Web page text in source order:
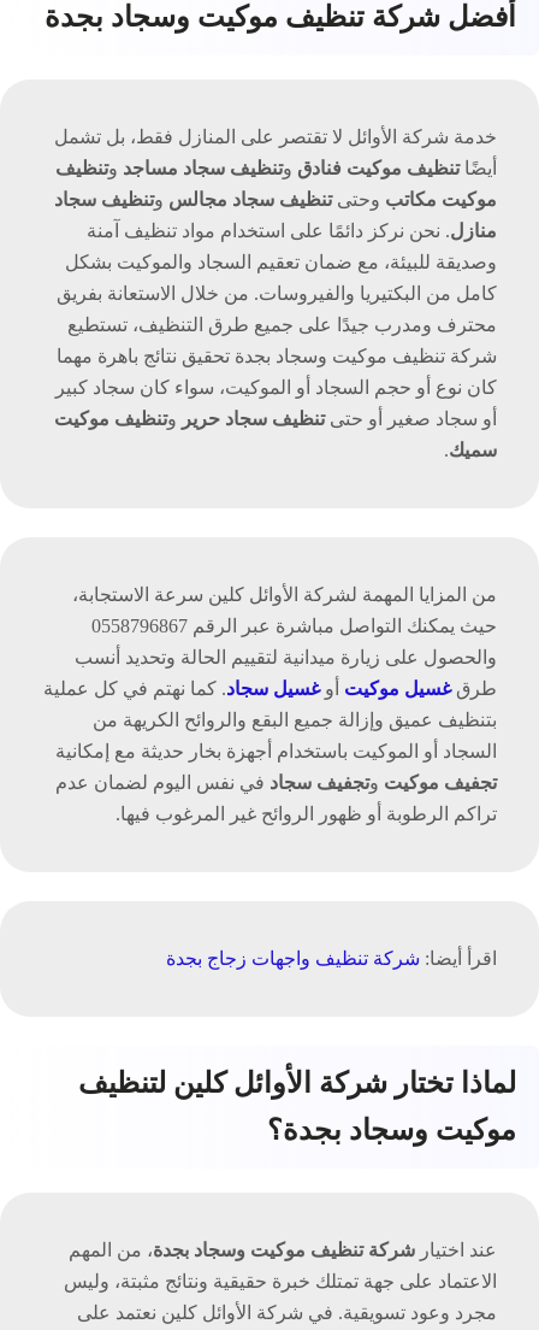
أفضل شركة تنظيف موكيت وسجاد بجدة
خدمة شركة الأوائل لا تقتصر على المنازل فقط، بل تشمل
أيضًاتنظيف موكيت فنادق وتنظيف سجاد مساجد وتنظيف
موكيت مكاتب وحتىتنظيف سجاد مجالس وتنظيف سجاد
منازل. نحن نركز دائمًا على استخدام مواد تنظيف آمنة
وصديقة للبيئة، مع ضمان تعقيم السجاد والموكيت بشكل
كامل من البكتيريا والفيروسات. من خلال الاستعانة بفريق
محترف ومدرب جيدًا على جميع طرق التنظيف، تستطيع
شركة تنظيف موكيت وسجاد بجدة تحقيق نتائج باهرة مهما
كان نوع أو حجم السجاد أو الموكيت، سواء كان سجاد كبير
أو سجاد صغير أو حتىتنظيف سجاد حرير وتنظيف موكيت
سميك.
من المزايا المهمة لشركة الأوائل كلين سرعة الاستجابة،
حيث يمكنك التواصل مباشرة عبر الرقم 0558796867
والحصول على زيارة ميدانية لتقييم الحالة وتحديد أنسب
طرقغسيل موكيت أوغسيل سجاد. كما نهتم في كل عملية
بتنظيف عميق وإزالة جميع البقع والروائح الكريهة من
السجاد أو الموكيت باستخدام أجهزة بخار حديثة مع إمكانية
تجفيف موكيت وتجفيف سجاد في نفس اليوم لضمان عدم
تراكم الرطوبة أو ظهور الروائح غير المرغوب فيها.
اقرأ أيضا: شركة تنظيف واجهات زجاج بجدة
لماذا تختار شركة الأوائل كلين لتنظيف
موكيت وسجاد بجدة؟
عند اختيار شركة تنظيف موكيت وسجاد بجدة، من المهم
الاعتماد على جهة تمتلك خبرة حقيقية ونتائج مثبتة، وليس
مجرد وعود تسويقية. في شركة الأوائل كلين نعتمد على